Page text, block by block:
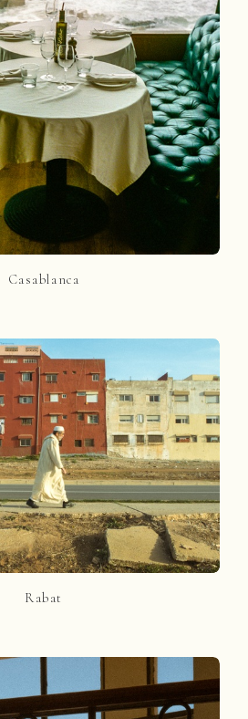
Casablanca
Rabat